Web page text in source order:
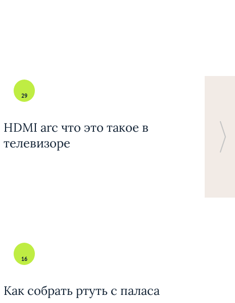
29
HDMI arc что это такое в
телевизоре
16
Как собрать ртуть с паласа